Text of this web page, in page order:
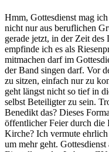
Hmm, Gottesdienst mag
nicht nur aus beruflichen
gerade jetzt, in der Zeit des
empfinde ich es als
mitmachen darf im
der Band singen darf. Vor
zu sitzen, einfach nur zu
geht längst nicht so tief in
selbst Beteiligter zu sein.
Benedikt das? Dieses
öffentlicher Feier durch die
Kirche? Ich vermute ehrlich
um mehr geht. Gottesdienst